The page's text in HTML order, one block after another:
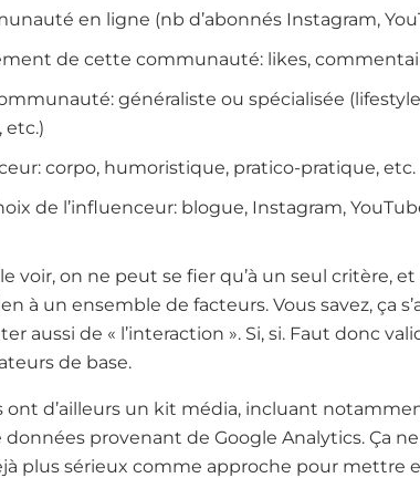
en ligne (nb d’abonnés Instagram,
de cette communauté: likes,
généraliste ou spécialisée
etc.)
corpo, humoristique, pratico-pratique, etc.
de l’influenceur: blogue, Instagram,
voir, on ne peut se fier qu’à un seul critère,
à un ensemble de facteurs. Vous savez, ça
aussi de « l’interaction ». Si, si. Faut donc
de base.
ont d’ailleurs un kit média, incluant
provenant de Google Analytics. Ça
plus sérieux comme approche pour mettre